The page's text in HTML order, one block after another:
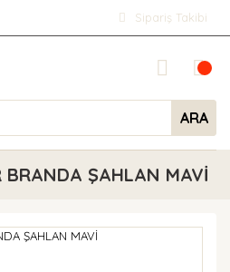
Sipariş Takibi
ARA
BRANDA ŞAHLAN MAVİ